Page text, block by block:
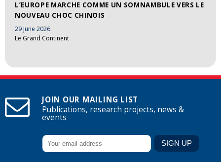
L’EUROPE MARCHE COMME UN SOMNAMBULE VERS LE
NOUVEAU CHOC CHINOIS
29 June 2026
Le Grand Continent
JOIN OUR MAILING LIST
Publications, research projects, news &
events